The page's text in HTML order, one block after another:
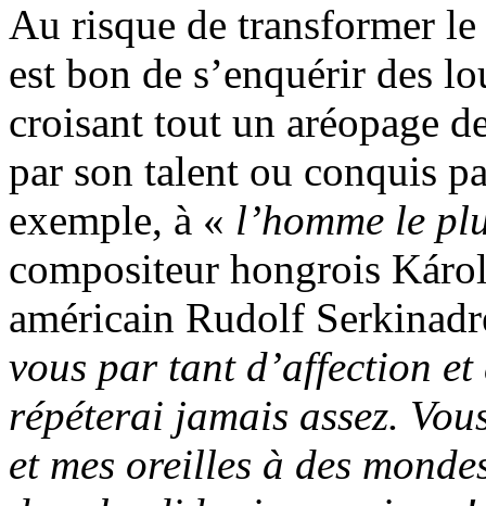
Au risque de transformer
est bon de s’enquérir des
croisant tout un aréopage
par son talent ou conquis
exemple, à « l’homme le
compositeur hongrois
américain Rudolf
vous par tant d’affection
répéterai jamais assez.
et mes oreilles à des